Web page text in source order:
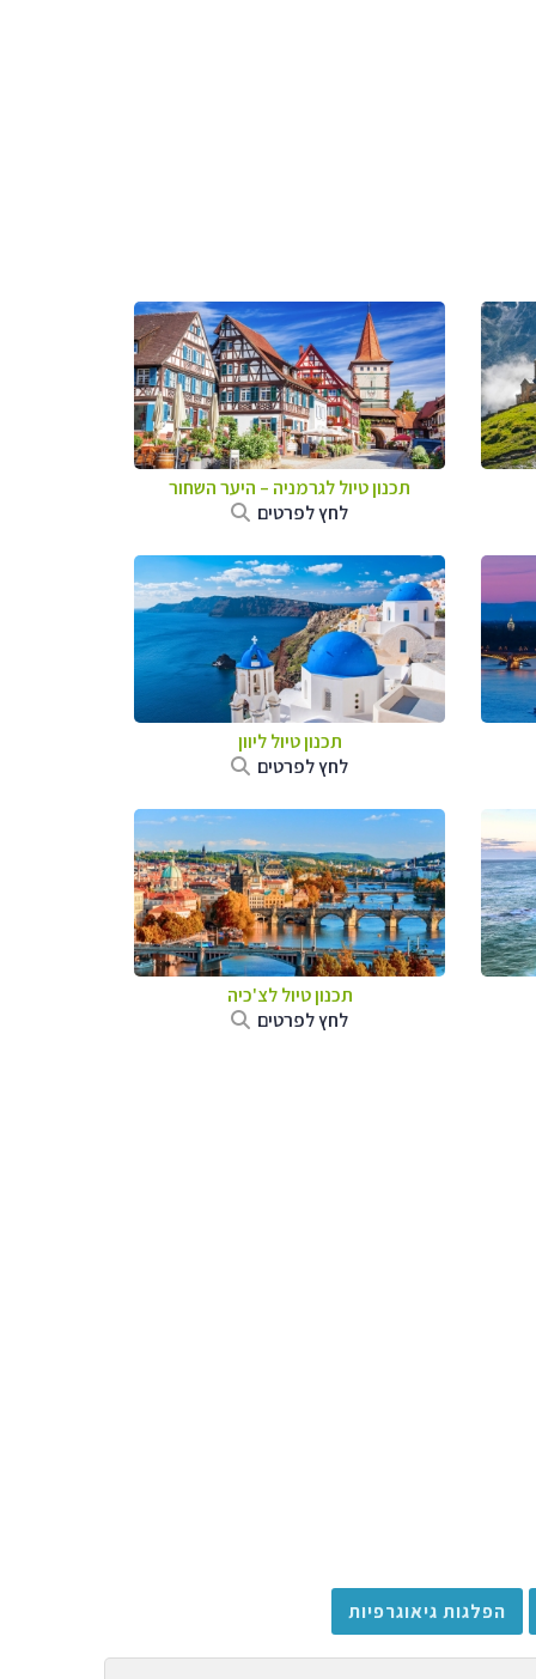
תכנון טיול לגרמניה – היער השחור
לחץ לפרטים
תכנון טיול ליוון
לחץ לפרטים
תכנון טיול לצ'כיה
לחץ לפרטים
הפלגות גיאוגרפיות